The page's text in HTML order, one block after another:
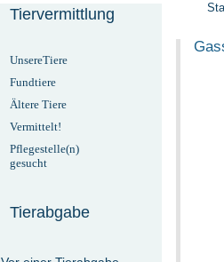
Tiervermittlung
UnsereTiere
Fundtiere
Ältere Tiere
Vermittelt!
Pflegestelle(n)
gesucht
Tierabgabe